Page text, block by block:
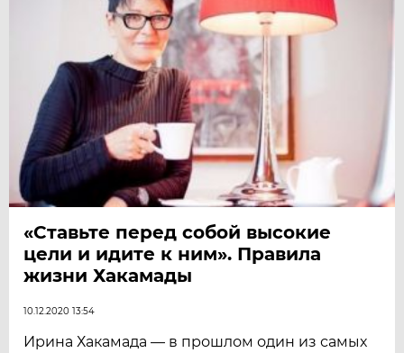
«Ставьте перед собой высокие
цели и идите к ним». Правила
жизни Хакамады
10.12.2020 13:54
​Ирина Хакамада — в прошлом один из самых